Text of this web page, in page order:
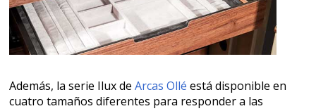
Además, la serie Ilux deArcas Olléestá disponible en
cuatro tamaños diferentes para responder a las